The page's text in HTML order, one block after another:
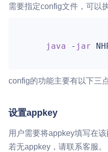
需要指定config文件，可以
java - jar
config的功能主要有以下三
设置appkey
用户需要将appkey填写在
若无appkey，请联系客服。